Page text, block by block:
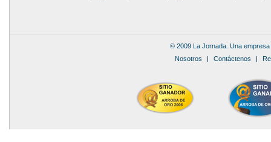
© 2009 La Jornada. Una
Nosotros | Contáctenos |